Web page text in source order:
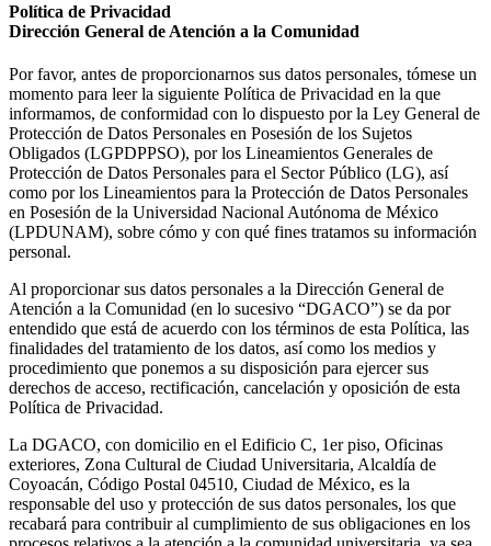
Política de Privacidad
Dirección General de Atención a la Comunidad
Por favor, antes de proporcionarnos sus datos personales, tómese un
momento para leer la siguiente Política de Privacidad en la que
informamos, de conformidad con lo dispuesto por la Ley General de
Protección de Datos Personales en Posesión de los Sujetos
Obligados (LGPDPPSO), por los Lineamientos Generales de
Protección de Datos Personales para el Sector Público (LG), así
como por los Lineamientos para la Protección de Datos Personales
en Posesión de la Universidad Nacional Autónoma de México
(LPDUNAM), sobre cómo y con qué fines tratamos su información
personal.
Al proporcionar sus datos personales a la Dirección General de
Atención a la Comunidad (en lo sucesivo “DGACO”) se da por
entendido que está de acuerdo con los términos de esta Política, las
finalidades del tratamiento de los datos, así como los medios y
procedimiento que ponemos a su disposición para ejercer sus
derechos de acceso, rectificación, cancelación y oposición de esta
Política de Privacidad.
La DGACO, con domicilio en el Edificio C, 1er piso, Oficinas
exteriores, Zona Cultural de Ciudad Universitaria, Alcaldía de
Coyoacán, Código Postal 04510, Ciudad de México, es la
responsable del uso y protección de sus datos personales, los que
recabará para contribuir al cumplimiento de sus obligaciones en los